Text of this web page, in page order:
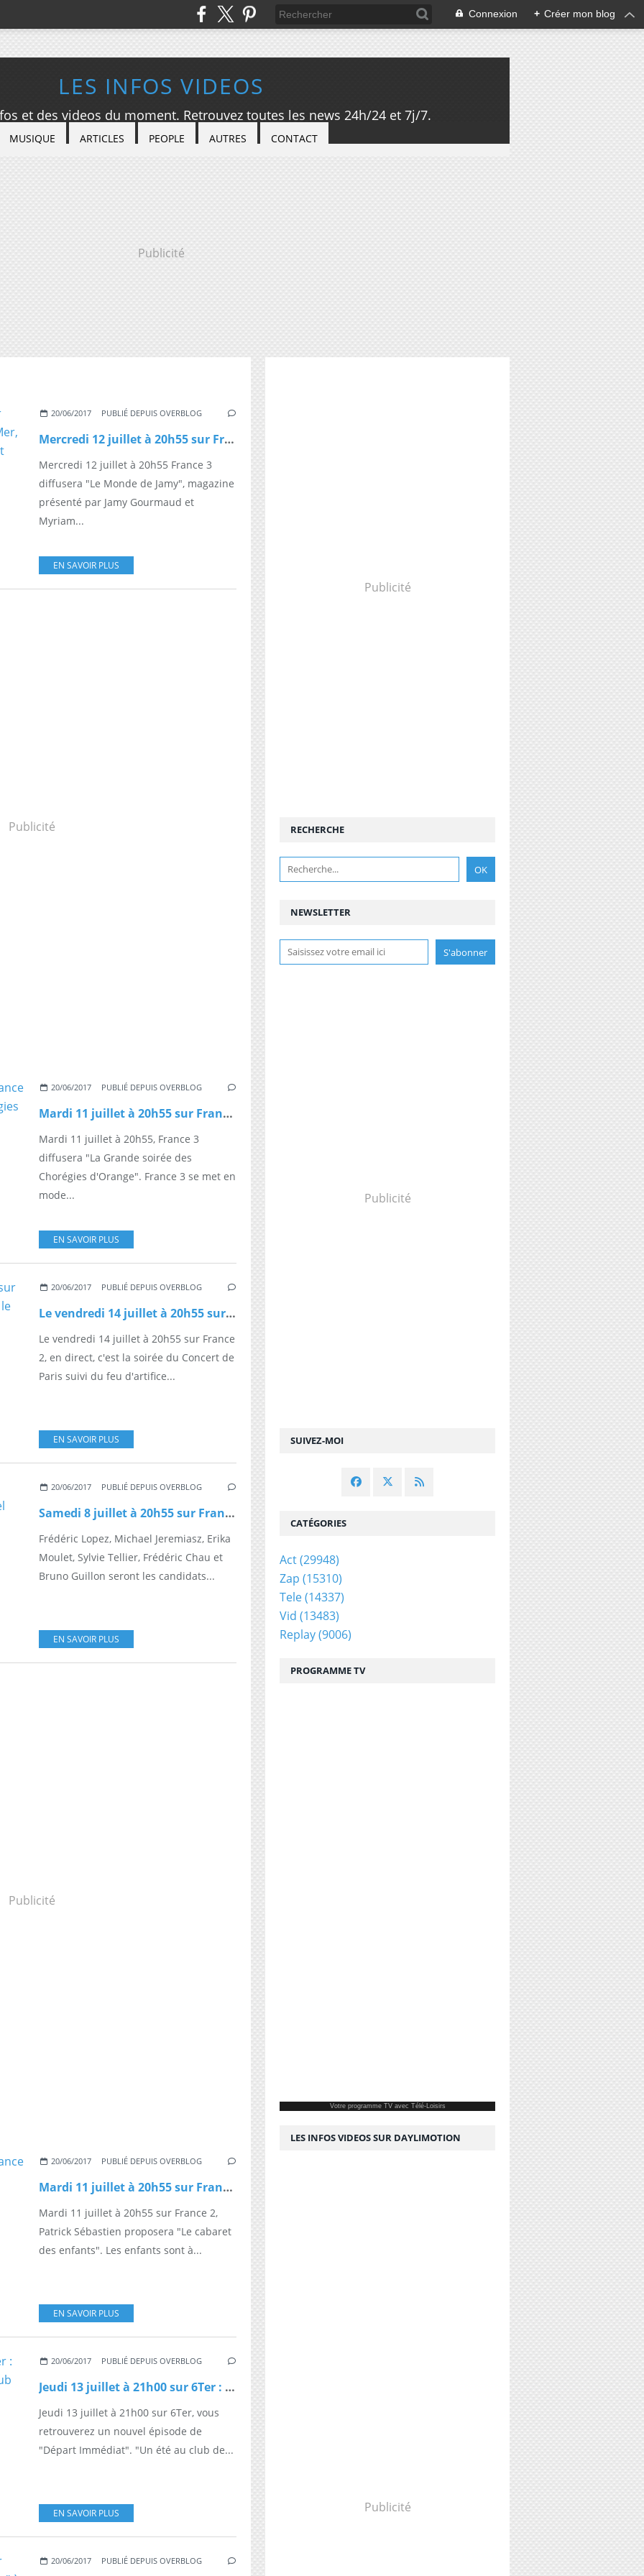
Connexion + Créer mon blog
LES INFOS VIDEOS
et des videos du moment. Retrouvez toutes les news 24h/24 et 7j/7.
MUSIQUE ARTICLES PEOPLE AUTRES CONTACT
Publicité
20/06/2017 PUBLIÉ DEPUIS OVERBLOG
Mercredi 12 juillet à 20h55 sur France 3 : "Le Monde de Jamy - Mer, montagne, campagne, ils veillent sur nos vacances en France !"
Mercredi 12 juillet à 20h55 France 3
diffusera "Le Monde de Jamy", magazine
présenté par Jamy Gourmaud et
Myriam...
EN SAVOIR PLUS
Publicité
20/06/2017 PUBLIÉ DEPUIS OVERBLOG
Mardi 11 juillet à 20h55 sur France 3 : "La Grande soirée des Chorégies d'Orange"
Mardi 11 juillet à 20h55, France 3
diffusera "La Grande soirée des
Chorégies d'Orange". France 3 se met en
mode...
EN SAVOIR PLUS
20/06/2017 PUBLIÉ DEPUIS OVERBLOG
Le vendredi 14 juillet à 20h55 sur France 2 : Le concert de Paris et le feu d'artifice
Le vendredi 14 juillet à 20h55 sur France
2, en direct, c'est la soirée du Concert de
Paris suivi du feu d'artifice...
EN SAVOIR PLUS
20/06/2017 PUBLIÉ DEPUIS OVERBLOG
Samedi 8 juillet à 20h55 sur France 2, Frédéric Lopez, Michael Jeremiasz, Erika Moulet, Sylvie Tellier, Frédéric Chau et Bruno Guillon dans Fort Boyard
Frédéric Lopez, Michael Jeremiasz, Erika
Moulet, Sylvie Tellier, Frédéric Chau et
Bruno Guillon seront les candidats...
EN SAVOIR PLUS
Publicité
20/06/2017 PUBLIÉ DEPUIS OVERBLOG
Mardi 11 juillet à 20h55 sur France 2 : "Le cabaret des enfants"
Mardi 11 juillet à 20h55 sur France 2,
Patrick Sébastien proposera "Le cabaret
des enfants". Les enfants sont à...
EN SAVOIR PLUS
20/06/2017 PUBLIÉ DEPUIS OVERBLOG
Jeudi 13 juillet à 21h00 sur 6Ter : "Départ Immédiat - Un été au club de vacances"
Jeudi 13 juillet à 21h00 sur 6Ter, vous
retrouverez un nouvel épisode de
"Départ Immédiat". "Un été au club de...
EN SAVOIR PLUS
20/06/2017 PUBLIÉ DEPUIS OVERBLOG
Publicité
NEWSLETTER
SUIVEZ-MOI
RECHERCHE
Publicité
CATÉGORIES
Act(29948)
Zap (15310)
Tele(14337)
Vid (13483)
Replay(9006)
PROGRAMME TV
Votre programme TVavec Télé-Loisirs
LES INFOS VIDEOS SUR DAYLIMOTION
Publicité